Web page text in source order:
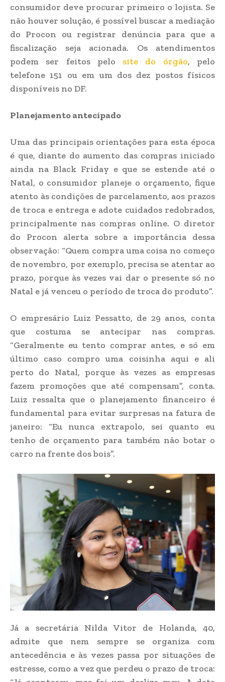
consumidor deve procurar primeiro o lojista. Se
não houver solução, é possível buscar a mediação
do Procon ou registrar denúncia para que a
fiscalização seja acionada. Os atendimentos
podem ser feitos pelo site do órgão, pelo
telefone 151 ou em um dos dez postos físicos
disponíveis no DF.
Planejamento antecipado
Uma das principais orientações para esta época
é que, diante do aumento das compras iniciado
ainda na Black Friday e que se estende até o
Natal, o consumidor planeje o orçamento, fique
atento às condições de parcelamento, aos prazos
de troca e entrega e adote cuidados redobrados,
principalmente nas compras online. O diretor
do Procon alerta sobre a importância dessa
observação: “Quem compra uma coisa no começo
de novembro, por exemplo, precisa se atentar ao
prazo, porque às vezes vai dar o presente só no
Natal e já venceu o período de troca do produto”.
O empresário Luiz Pessatto, de 29 anos, conta
que costuma se antecipar nas compras.
“Geralmente eu tento comprar antes, e só em
último caso compro uma coisinha aqui e ali
perto do Natal, porque às vezes as empresas
fazem promoções que até compensam”, conta.
Luiz ressalta que o planejamento financeiro é
fundamental para evitar surpresas na fatura de
janeiro: “Eu nunca extrapolo, sei quanto eu
tenho de orçamento para também não botar o
carro na frente dos bois”.
Já a secretária Nilda Vitor de Holanda, 40,
admite que nem sempre se organiza com
antecedência e às vezes passa por situações de
estresse, como a vez que perdeu o prazo de troca: